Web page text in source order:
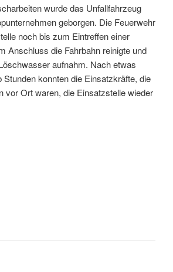
wurde das Unfallfahrzeug
geborgen. Die Feuerwehr
noch bis zum Eintreffen einer
Anschluss die Fahrbahn reinigte und
aufnahm. Nach etwas
Stunden konnten die Einsatzkräfte, die
vor Ort waren, die Einsatzstelle wieder